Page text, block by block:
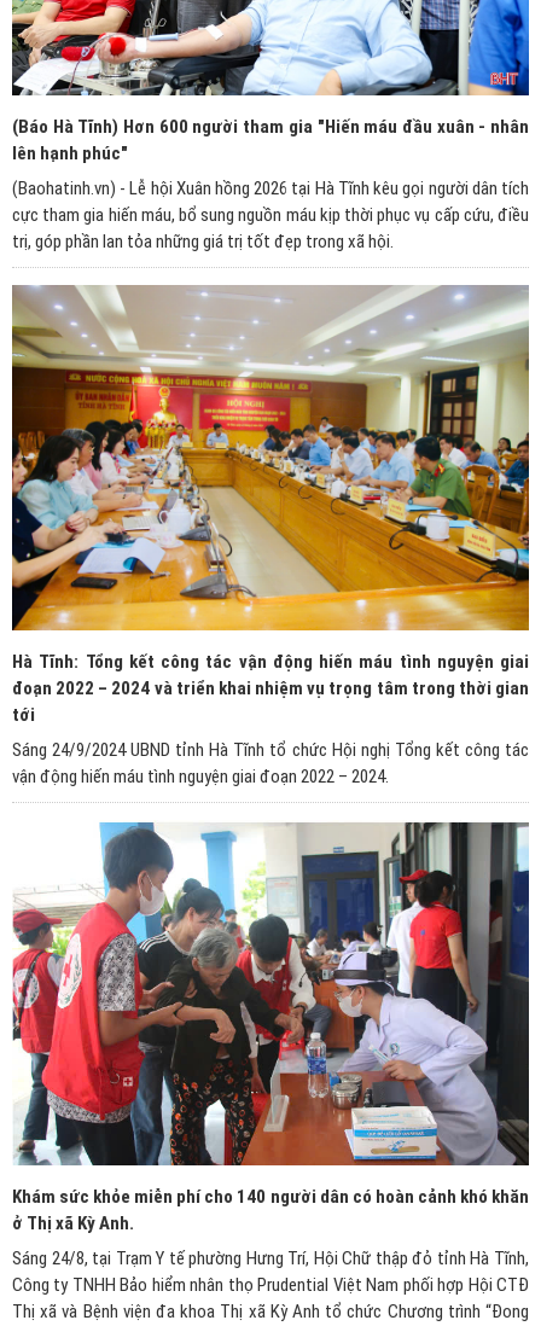
(Báo Hà Tĩnh) Hơn 600 người tham gia "Hiến máu đầu xuân - nhân
lên hạnh phúc"
(Baohatinh.vn) - Lễ hội Xuân hồng 2026 tại Hà Tĩnh kêu gọi người dân tích
cực tham gia hiến máu, bổ sung nguồn máu kịp thời phục vụ cấp cứu, điều
trị, góp phần lan tỏa những giá trị tốt đẹp trong xã hội.
Hà Tĩnh: Tổng kết công tác vận động hiến máu tình nguyện giai
đoạn 2022 – 2024 và triển khai nhiệm vụ trọng tâm trong thời gian
tới
Sáng 24/9/2024 UBND tỉnh Hà Tĩnh tổ chức Hội nghị Tổng kết công tác
vận động hiến máu tình nguyện giai đoạn 2022 – 2024.
Khám sức khỏe miễn phí cho 140 người dân có hoàn cảnh khó khăn
ở Thị xã Kỳ Anh.
Sáng 24/8, tại Trạm Y tế phường Hưng Trí, Hội Chữ thập đỏ tỉnh Hà Tĩnh,
Công ty TNHH Bảo hiểm nhân thọ Prudential Việt Nam phối hợp Hội CTĐ
Thị xã và Bệnh viện đa khoa Thị xã Kỳ Anh tổ chức Chương trình “Đong